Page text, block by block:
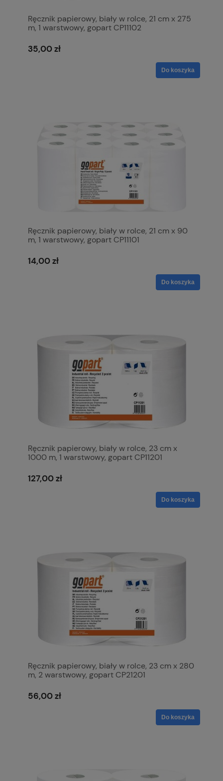
Ręcznik papierowy, biały w rolce, 21 cm x 275
m, 1 warstwowy, gopart CP11102
35,00 zł
Do koszyka
Ręcznik papierowy, biały w rolce, 21 cm x 90
m, 1 warstwowy, gopart CP11101
14,00 zł
Do koszyka
Ręcznik papierowy, biały w rolce, 23 cm x
1000 m, 1 warstwowy, gopart CP11201
127,00 zł
Do koszyka
Ręcznik papierowy, biały w rolce, 23 cm x 280
m, 2 warstwowy, gopart CP21201
56,00 zł
Do koszyka